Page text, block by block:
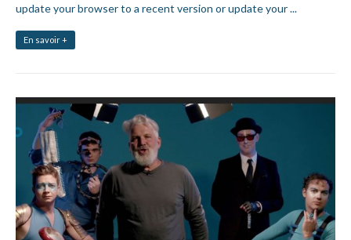
update your browser to a recent version or update your ...
En savoir +